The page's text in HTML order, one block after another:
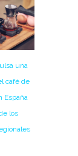
una
café de
España
los